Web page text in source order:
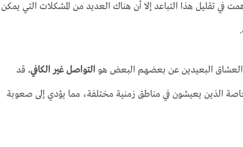
في تقليل هذا التباعد إلا أن هناك العديد من المشكلات التي يمكن
البعيدين عن بعضهم البعض هو التواصل غير الكافي. قد
الذين يعيشون في مناطق زمنية مختلفة، مما يؤدي إلى صعوبة